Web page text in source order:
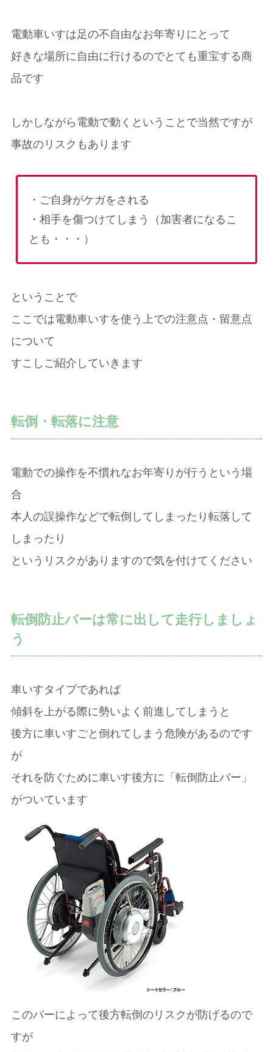
電動車いすは足の不自由なお年寄りにとって
好きな場所に自由に行けるのでとても重宝する商
品です
しかしながら電動で動くということで当然ですが
事故のリスクもあります
・ご自身がケガをされる
・相手を傷つけてしまう（加害者になるこ
とも・・・）
ということで
ここでは電動車いすを使う上での注意点・留意点
について
すこしご紹介していきます
転倒・転落に注意
電動での操作を不慣れなお年寄りが行うという場
合
本人の誤操作などで転倒してしまったり転落して
しまったり
というリスクがありますので気を付けてください
転倒防止バーは常に出して走行しましょ
う
車いすタイプであれば
傾斜を上がる際に勢いよく前進してしまうと
後方に車いすごと倒れてしまう危険があるのです
が
それを防ぐために車いす後方に「転倒防止バー」
がついています
このバーによって後方転倒のリスクが防げるので
すが